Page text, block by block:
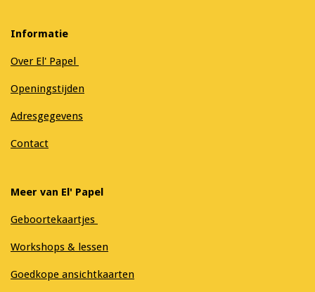
Informatie
Over El' Papel
Openingstijden
Adresgegevens
Contact
Meer van El' Papel
Geboortekaartjes
Workshops & lessen
Goedkope ansichtkaarten